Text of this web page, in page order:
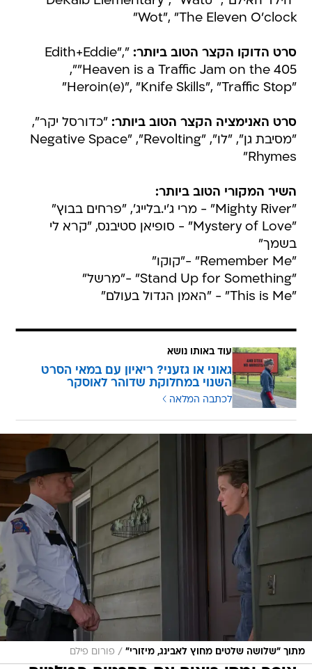
Wot", "The Eleven O'clock"
סרט הדוקו הקצר הטוב ביותר:
"Edith+Eddie",
"Heaven is a Traffic Jam on the 405",
"Heroin(e)", "Knife Skills", "Traffic Stop"
סרט האנימציה הקצר הטוב ביותר: "כדורסל יקר",
"מסיבת גן", "לו", "Negative Space" ,"Revolting
Rhymes"
השיר המקורי הטוב ביותר:
"Mighty River" - מרי ג'י.בלייג', "פרחים בבוץ"
"Mystery of Love" - סופיאן סטיבנס, "קרא לי
בשמך"
"Remember Me" -"קוקו"
"Stand Up for Something" -"מרשל"
"This is Me" - "האמן הגדול בעולם"
עוד באותו נושא
גאוני או גזעני? ריאיון עם במאי הסרט
השנוי במחלוקת שדוהר לאוסקר
לכתבה המלאה
מתוך "שלושה שלטים מחוץ לאבינג, מיזורי" / פורום פילם